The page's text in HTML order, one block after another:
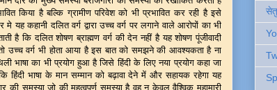
किया है बल्कि ग्रामीण परिवेश को भी प्रभावित कर रही है इसे
मे यह कहानी दलित वर्ग द्वारा उच्च वर्ग पर लगाने वाले आरोपों का भी
है कि दलित शोषण ब्राह्मण वर्ग की देन नहीं है यह शोषण पूंजीवादी
उच्च वर्ग भी होता आया है इस बात को समझने की आवश्यकता है ना
भाषा का भी प्रयोग हुआ है जिसे हिंदी के लिए नया प्रयोग कहा जा
हिंदी भाषा के मान सम्मान को बढ़ावा देने में और सहायक रहेगा यह
की समस्या जो की महत्वपूर्ण समस्या है वह न केवल वैश्विक महामारी